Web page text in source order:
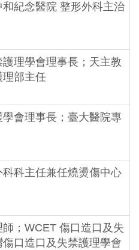
紀念醫院 整形外科主治
理學會理事長；天主教
理部主任
會理事長；臺大醫院專
科主任兼任燒燙傷中心
；WCET 傷口造口及失
口造口及失禁護理學會